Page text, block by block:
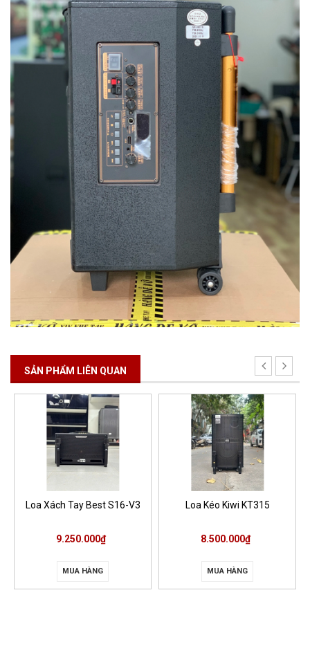
SẢN PHẨM LIÊN QUAN
Loa Xách Tay Best S16-V3
9.250.000₫
MUA HÀNG
Loa Kéo Kiwi KT315
8.500.000₫
MUA HÀNG